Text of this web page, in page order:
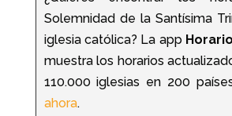
Solemnidad de la Santísima
iglesia católica? La app
muestra los horarios
110.000 iglesias en 200
ahora.